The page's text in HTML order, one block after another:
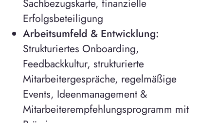
Sachbezugskarte, finanzielle
Erfolgsbeteiligung
Arbeitsumfeld & Entwicklung:
Strukturiertes Onboarding,
Feedbackkultur, strukturierte
Mitarbeitergespräche, regelmäßige
Events, Ideenmanagement &
Mitarbeiterempfehlungsprogramm mit